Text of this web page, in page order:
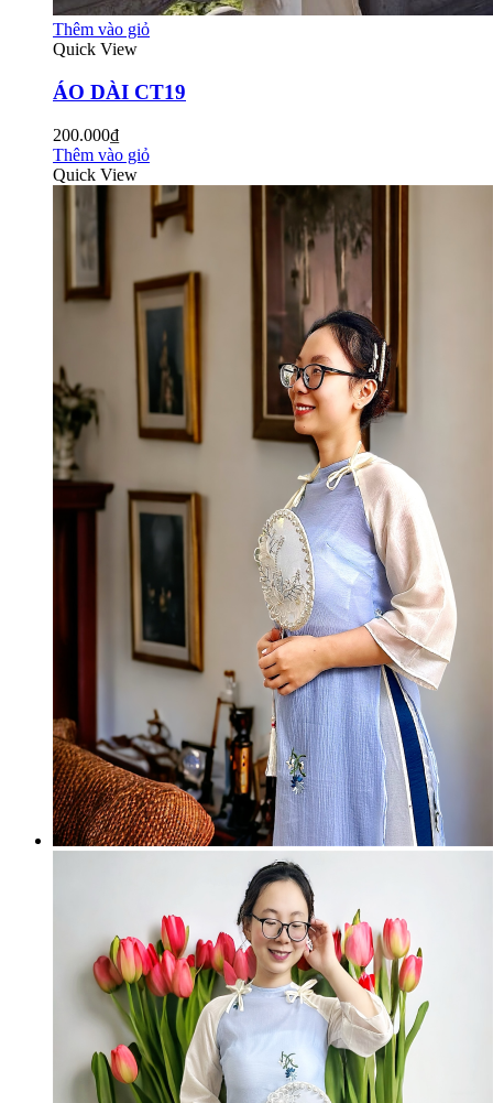
Thêm vào giỏ
Quick View
ÁO DÀI CT19
200.000₫
Thêm vào giỏ
Quick View